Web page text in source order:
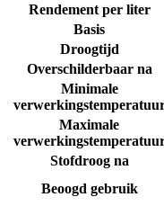
Rendement per liter
Basis
Droogtijd
Overschilderbaar na
Minimale
Maximale
Stofdroog na
Beoogd gebruik